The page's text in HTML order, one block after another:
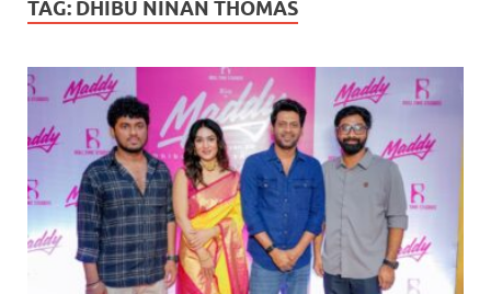
TAG: DHIBU NINAN THOMAS